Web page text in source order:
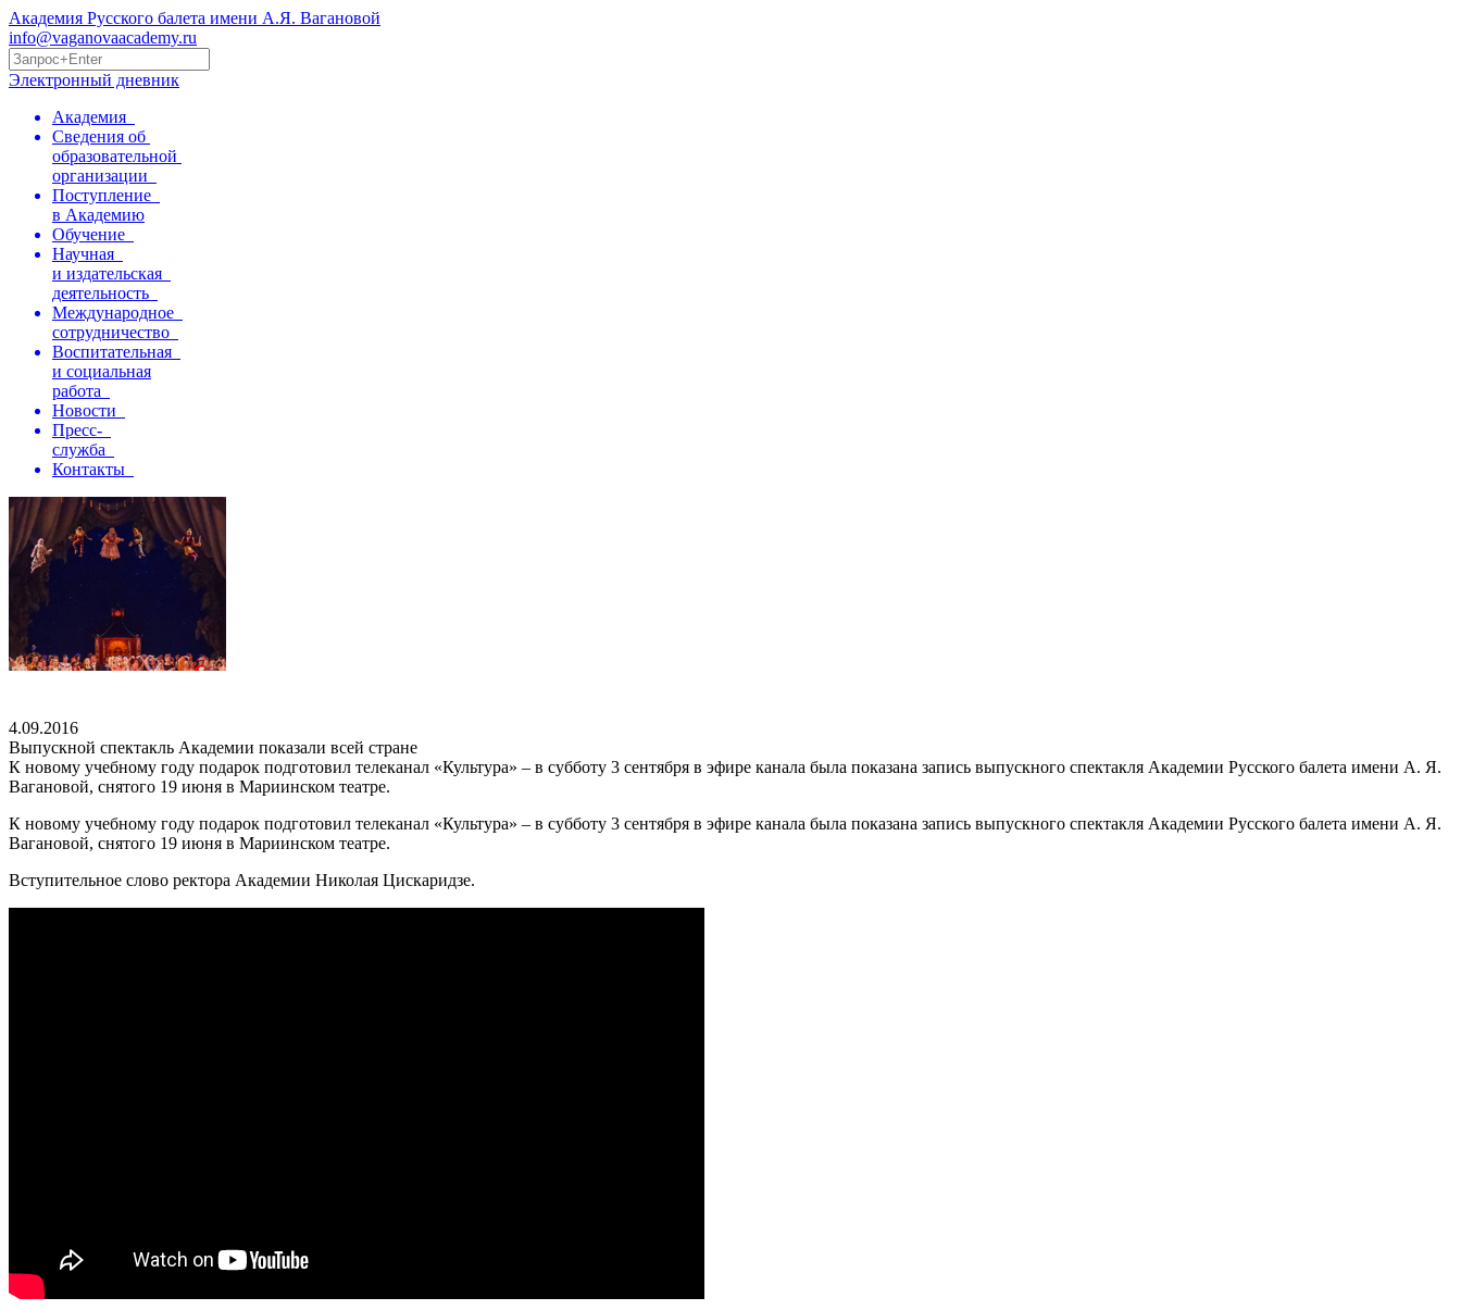
Академия Русского балета имени А.Я. Вагановой
info@vaganovaacademy.ru
Электронный дневник
Академия
Сведения об
образовательной
организации
Поступление
в Академию
Обучение
Научная
и издательская
деятельность
Международное
сотрудничество
Воспитательная
и социальная
работа
Новости
Пресс-
служба
Контакты
4.09.2016
Выпускной спектакль Академии показали всей стране
К новому учебному году подарок подготовил телеканал «Культура» – в субботу 3 сентября в эфире канала была показана запись выпускного спектакля Академии Русского балета имени А. Я.
Вагановой, снятого 19 июня в Мариинском театре.
К новому учебному году подарок подготовил телеканал «Культура» – в субботу 3 сентября в эфире канала была показана запись выпускного спектакля Академии Русского балета имени А. Я.
Вагановой, снятого 19 июня в Мариинском театре.
Вступительное слово ректора Академии Николая Цискаридзе.